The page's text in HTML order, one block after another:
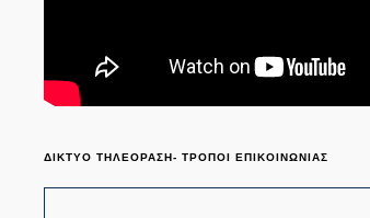
ΔΙΚΤΥΟ ΤΗΛΕΟΡΑΣΗ- ΤΡΟΠΟΙ ΕΠΙΚΟΙΝΩΝΙΑΣ